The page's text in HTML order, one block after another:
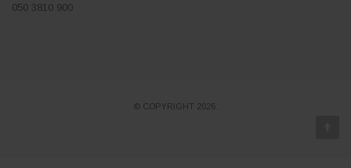
050 3810 900
© COPYRIGHT 2026.